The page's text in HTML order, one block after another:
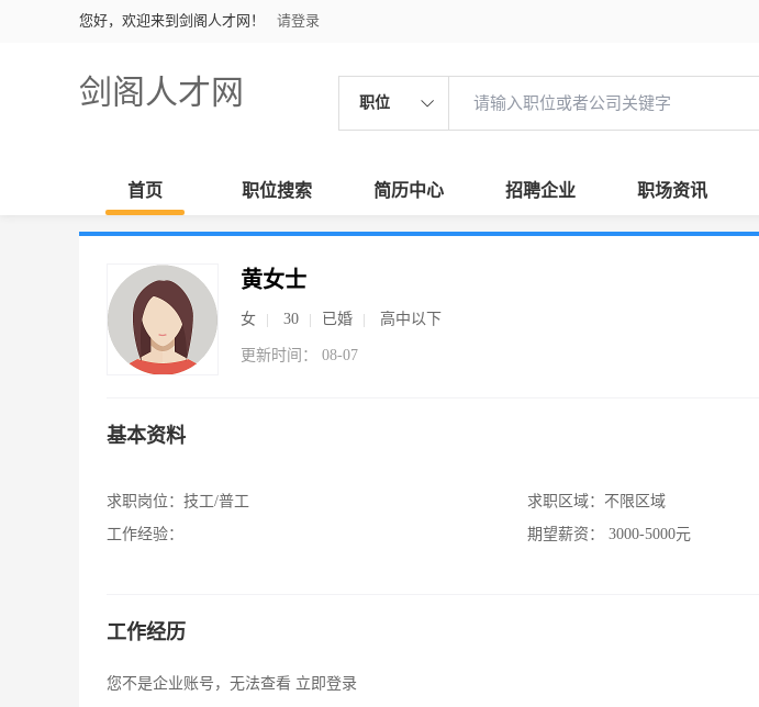
您好，欢迎来到剑阁人才网！ 请登录
剑阁人才网 职位
首页 职位搜索 简历中心 招聘企业 职场资讯
黄女士
女 30 已婚 高中以下
更新时间： 08-07
基本资料
求职岗位： 技工/普工
工作经验：
求职区域： 不限区域
期望薪资：
3000-5000元
工作经历
您不是企业账号，无法查看 立即登录